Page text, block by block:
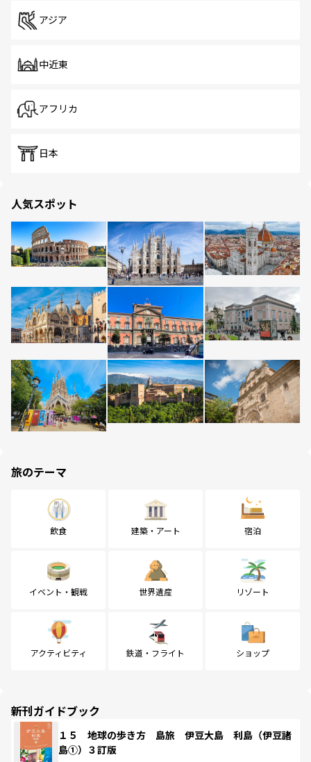
アジア
中近東
アフリカ
日本
人気スポット
旅のテーマ
飲食 建築・アート 宿泊
イベント・観戦 世界遺産 リゾート
アクティビティ 鉄道・フライト ショップ
新刊ガイドブック
１５ 地球の歩き方 島旅 伊豆大島 利島（伊豆諸
島①）３訂版